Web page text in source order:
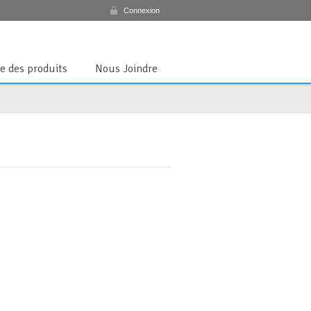
Connexion
des produits Nous Joindre